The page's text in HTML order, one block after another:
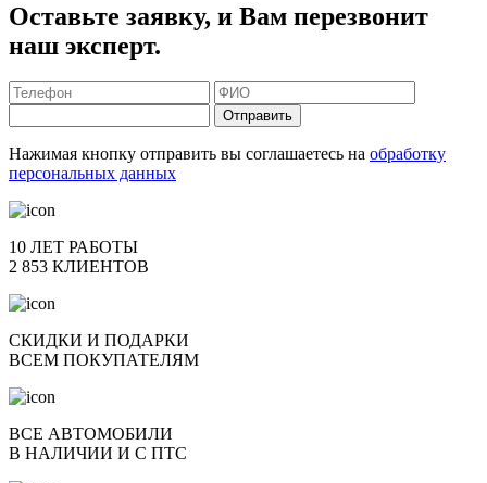
Оставьте заявку, и Вам перезвонит
наш эксперт.
Отправить
Нажимая кнопку отправить вы соглашаетесь на обработку
персональных данных
10 ЛЕТ РАБОТЫ
2 853 КЛИЕНТОВ
СКИДКИ И ПОДАРКИ
ВСЕМ ПОКУПАТЕЛЯМ
ВСЕ АВТОМОБИЛИ
В НАЛИЧИИ И С ПТС